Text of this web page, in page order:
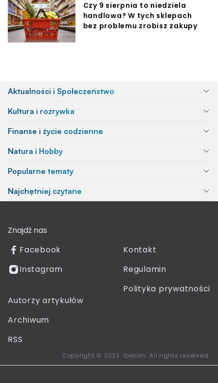
Czy 9 sierpnia to niedziela
handlowa? W tych sklepach
bez problemu zrobisz zakupy
Aktualności i Społeczeństwo
Kultura i rozrywka
Finanse i życie codzienne
Natura i Hobby
Popularne tematy
Najchętniej czytane
Znajdź nas
Facebook
Instagram
Kontakt
Regulamin
Polityka prywatności
Autorzy artykułów
Archiwum
RSS
Copyright © 2023. Iberion. All rights reserved.